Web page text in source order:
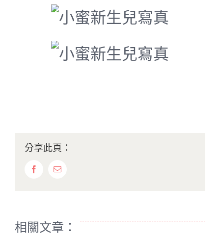
分享此頁：
FacebookEmail:
相關文章：